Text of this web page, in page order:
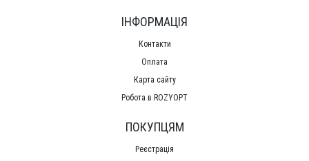
ІНФОРМАЦІЯ
Контакти
Оплата
Карта сайту
Робота в ROZYOPT
ПОКУПЦЯМ
Реєстрація